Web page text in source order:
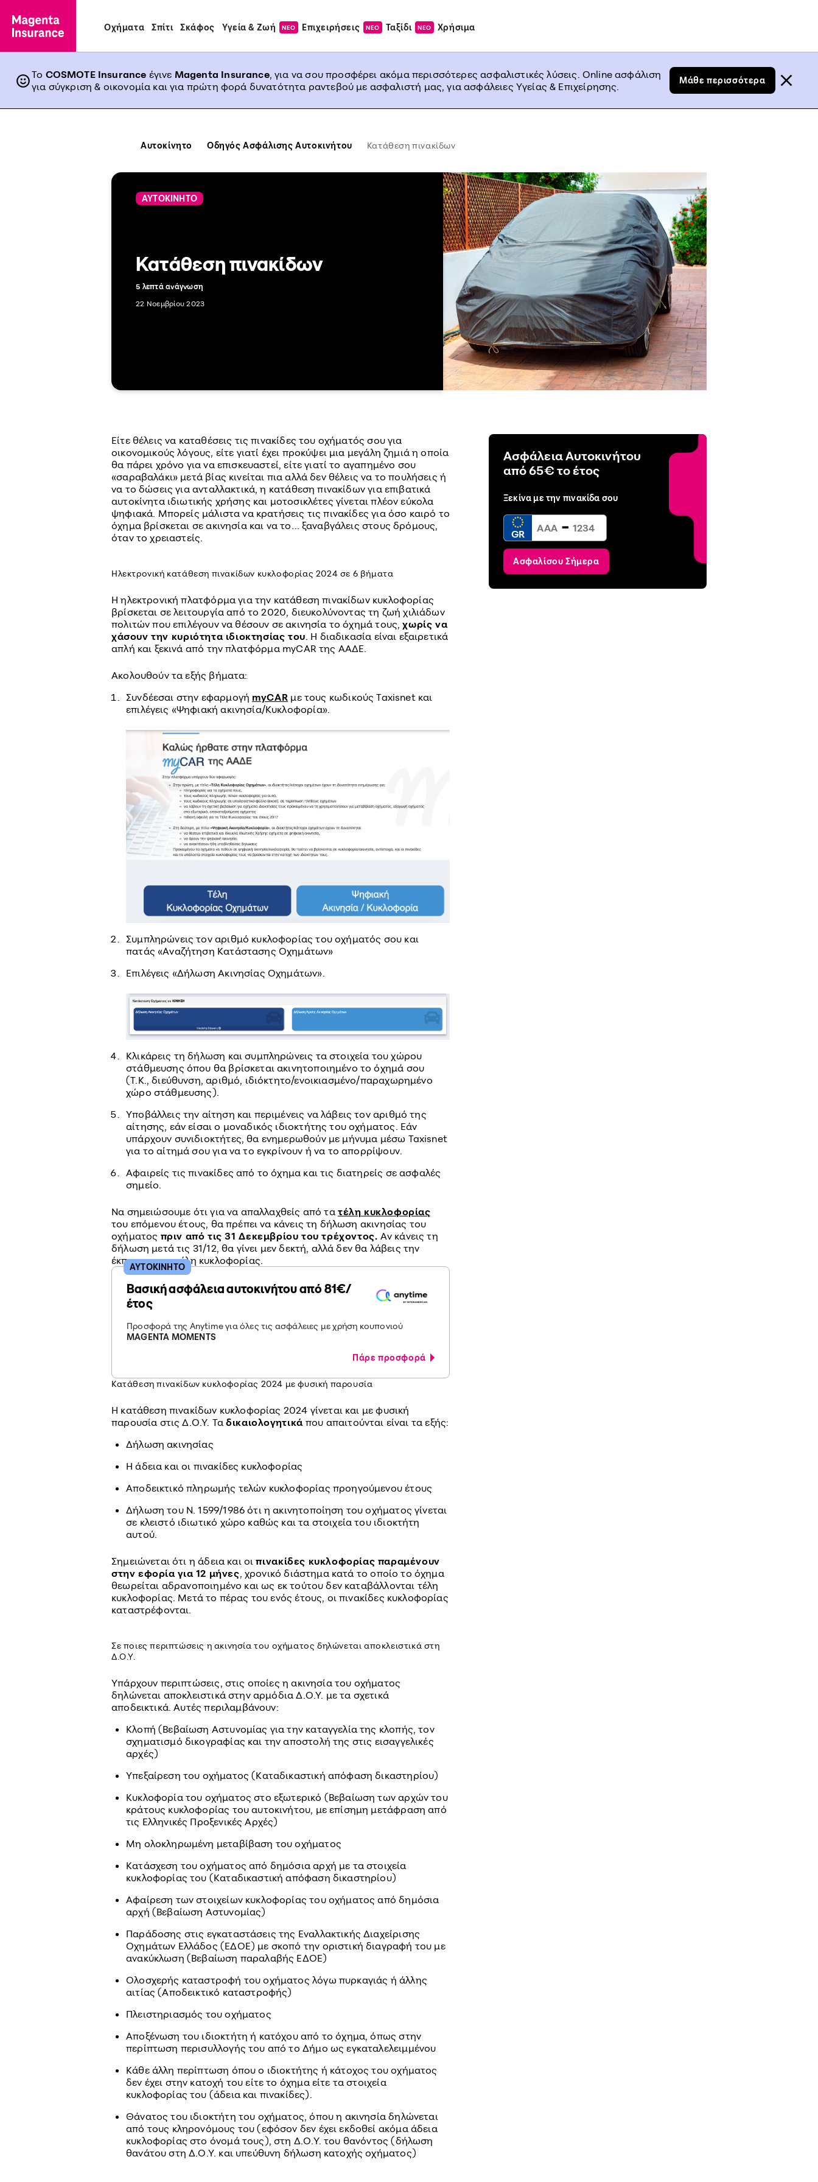
Οχήματα Σπίτι Σκάφος Υγεία & Ζωή ΝΕΟ Επιχειρήσεις ΝΕΟ Ταξίδι ΝΕΟ Χρήσιμα
Το COSMOTE Insurance έγινε Magenta Insurance, για να σου προσφέρει ακόμα περισσότερες ασφαλιστικές λύσεις. Online ασφάλιση
για σύγκριση & οικονομία και για πρώτη φορά δυνατότητα ραντεβού με ασφαλιστή μας, για ασφάλειες Υγείας & Επιχείρησης.
Μάθε περισσότερα
Αυτοκίνητο Οδηγός Ασφάλισης Αυτοκινήτου Κατάθεση πινακίδων
ΑΥΤΟΚΙΝΗΤΟ
Κατάθεση πινακίδων
5 λεπτά ανάγνωση
22 Νοεμβρίου 2023
Είτε θέλεις να καταθέσεις τις πινακίδες του οχήματός σου για
οικονομικούς λόγους, είτε γιατί έχει προκύψει μια μεγάλη ζημιά η οποία
θα πάρει χρόνο για να επισκευαστεί, είτε γιατί το αγαπημένο σου
«σαραβαλάκι» μετά βίας κινείται πια αλλά δεν θέλεις να το πουλήσεις ή
να το δώσεις για ανταλλακτικά, η κατάθεση πινακίδων για επιβατικά
αυτοκίνητα ιδιωτικής χρήσης και μοτοσικλέτες γίνεται πλέον εύκολα
ψηφιακά. Μπορείς μάλιστα να κρατήσεις τις πινακίδες για όσο καιρό το
όχημα βρίσκεται σε ακινησία και να το… ξαναβγάλεις στους δρόμους,
όταν το χρειαστείς.
Ηλεκτρονική κατάθεση πινακίδων κυκλοφορίας 2024 σε 6 βήματα
Η ηλεκτρονική πλατφόρμα για την κατάθεση πινακίδων κυκλοφορίας
βρίσκεται σε λειτουργία από το 2020, διευκολύνοντας τη ζωή χιλιάδων
πολιτών που επιλέγουν να θέσουν σε ακινησία το όχημά τους,χωρίς να
χάσουν την κυριότητα ιδιοκτησίας του. Η διαδικασία είναι εξαιρετικά
απλή και ξεκινά από την πλατφόρμα myCAR της ΑΑΔΕ.
Ακολουθούν τα εξής βήματα:
Συνδέεσαι στην εφαρμογή myCAR με τους κωδικούς Taxisnet και
επιλέγεις «Ψηφιακή ακινησία/Κυκλοφορία».
Συμπληρώνεις τον αριθμό κυκλοφορίας του οχήματός σου και
πατάς «Αναζήτηση Κατάστασης Οχημάτων»
Επιλέγεις «Δήλωση Ακινησίας Οχημάτων».
Κλικάρεις τη δήλωση και συμπληρώνεις τα στοιχεία του χώρου
στάθμευσης όπου θα βρίσκεται ακινητοποιημένο το όχημά σου
(Τ.Κ., διεύθυνση, αριθμό, ιδιόκτητο/ενοικιασμένο/παραχωρημένο
χώρο στάθμευσης).
Υποβάλλεις την αίτηση και περιμένεις να λάβεις τον αριθμό της
αίτησης, εάν είσαι ο μοναδικός ιδιοκτήτης του οχήματος. Εάν
υπάρχουν συνιδιοκτήτες, θα ενημερωθούν με μήνυμα μέσω Taxisnet
για το αίτημά σου για να το εγκρίνουν ή να το απορρίψουν.
Αφαιρείς τις πινακίδες από το όχημα και τις διατηρείς σε ασφαλές
σημείο.
Να σημειώσουμε ότι για να απαλλαχθείς από τα τέλη κυκλοφορίας
του επόμενου έτους, θα πρέπει να κάνεις τη δήλωση ακινησίας του
οχήματος πριν από τις 31 Δεκεμβρίου του τρέχοντος. Αν κάνεις τη
δήλωση μετά τις 31/12, θα γίνει μεν δεκτή, αλλά δεν θα λάβεις την
έκπτωση στα τέλη κυκλοφορίας.
Βασική ασφάλεια αυτοκινήτου από 81€/
έτος
Προσφορά της Anytime για όλες τις ασφάλειες με χρήση κουπονιού
MAGENTA MOMENTS
Πάρε προσφορά
ΑΥΤΟΚΙΝΗΤΟ
Κατάθεση πινακίδων κυκλοφορίας 2024 με φυσική παρουσία
Η κατάθεση πινακίδων κυκλοφορίας 2024 γίνεται και με φυσική
παρουσία στις Δ.Ο.Υ. Ταδικαιολογητικάπου απαιτούνται είναι τα εξής:
Δήλωση ακινησίας
Η άδεια και οι πινακίδες κυκλοφορίας
Αποδεικτικό πληρωμής τελών κυκλοφορίας προηγούμενου έτους
Δήλωση του Ν. 1599/1986 ότι η ακινητοποίηση του οχήματος γίνεται
σε κλειστό ιδιωτικό χώρο καθώς και τα στοιχεία του ιδιοκτήτη
αυτού.
Σημειώνεται ότι η άδεια και οιπινακίδες κυκλοφορίας παραμένουν
στην εφορία για 12 μήνες, χρονικό διάστημα κατά το οποίο το όχημα
θεωρείται αδρανοποιημένο και ως εκ τούτου δεν καταβάλλονται τέλη
κυκλοφορίας. Μετά το πέρας του ενός έτους, οι πινακίδες κυκλοφορίας
καταστρέφονται.
Σε ποιες περιπτώσεις η ακινησία του οχήματος δηλώνεται αποκλειστικά στη
Δ.Ο.Υ.
Υπάρχουν περιπτώσεις, στις οποίες η ακινησία του οχήματος
δηλώνεται αποκλειστικά στην αρμόδια Δ.Ο.Υ. με τα σχετικά
αποδεικτικά. Αυτές περιλαμβάνουν:
Κλοπή (Βεβαίωση Αστυνομίας για την καταγγελία της κλοπής, τον
σχηματισμό δικογραφίας και την αποστολή της στις εισαγγελικές
αρχές)
Υπεξαίρεση του οχήματος (Καταδικαστική απόφαση δικαστηρίου)
Κυκλοφορία του οχήματος στο εξωτερικό (Βεβαίωση των αρχών του
κράτους κυκλοφορίας του αυτοκινήτου, με επίσημη μετάφραση από
τις Ελληνικές Προξενικές Αρχές)
Μη ολοκληρωμένη μεταβίβαση του οχήματος
Κατάσχεση του οχήματος από δημόσια αρχή με τα στοιχεία
κυκλοφορίας του (Καταδικαστική απόφαση δικαστηρίου)
Αφαίρεση των στοιχείων κυκλοφορίας του οχήματος από δημόσια
αρχή (Βεβαίωση Αστυνομίας)
Παράδοσης στις εγκαταστάσεις της Εναλλακτικής Διαχείρισης
Οχημάτων Ελλάδος (ΕΔΟΕ) με σκοπό την οριστική διαγραφή του με
ανακύκλωση (Βεβαίωση παραλαβής ΕΔΟΕ)
Ολοσχερής καταστροφή του οχήματος λόγω πυρκαγιάς ή άλλης
αιτίας (Αποδεικτικό καταστροφής)
Πλειστηριασμός του οχήματος
Αποξένωση του ιδιοκτήτη ή κατόχου από το όχημα, όπως στην
περίπτωση περισυλλογής του από το Δήμο ως εγκαταλελειμμένου
Κάθε άλλη περίπτωση όπου ο ιδιοκτήτης ή κάτοχος του οχήματος
δεν έχει στην κατοχή του είτε το όχημα είτε τα στοιχεία
κυκλοφορίας του (άδεια και πινακίδες).
Θάνατος του ιδιοκτήτη του οχήματος, όπου η ακινησία δηλώνεται
από τους κληρονόμους του (εφόσον δεν έχει εκδοθεί ακόμα άδεια
κυκλοφορίας στο όνομά τους), στη Δ.Ο.Υ. του θανόντος (δήλωση
θανάτου στη Δ.Ο.Υ. και υπεύθυνη δήλωση κατοχής οχήματος)
Ασφάλεια Αυτοκινήτου
από 65€ το έτος
Ξεκίνα με την πινακίδα σου
GR -
Ασφαλίσου Σήμερα